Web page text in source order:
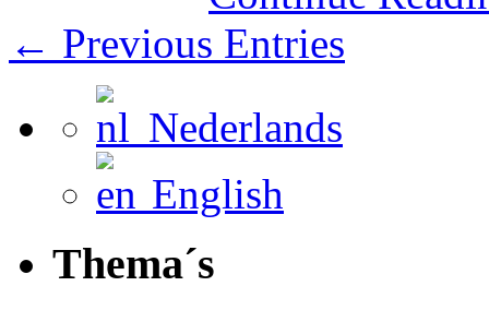
← Previous Entries
Nederlands
English
Thema´s